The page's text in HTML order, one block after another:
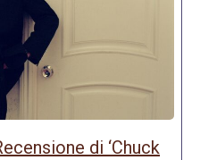
di ‘Chuck